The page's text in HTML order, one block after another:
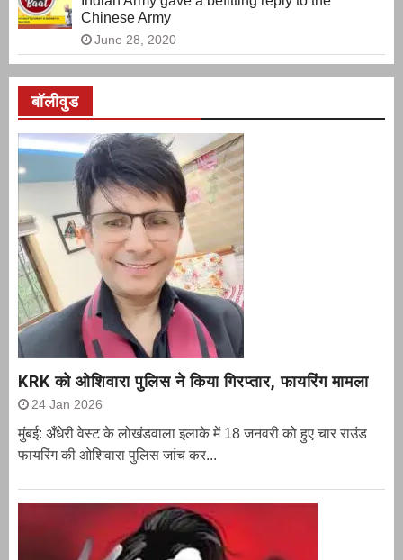
Chinese Army
June 28, 2020
बॉलीवुड
KRK को ओशिवारा पुलिस ने किया गिरप्तार, फायरिंग मामला
24 Jan 2026
मुंबई: अँधेरी वेस्ट के लोखंडवाला इलाके में 18 जनवरी को हुए चार राउंड
फायरिंग की ओशिवारा पुलिस जांच कर...